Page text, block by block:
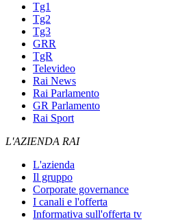
Tg1
Tg2
Tg3
GRR
TgR
Televideo
Rai News
Rai Parlamento
GR Parlamento
Rai Sport
L'AZIENDA RAI
L'azienda
Il gruppo
Corporate governance
I canali e l'offerta
Informativa sull'offerta tv